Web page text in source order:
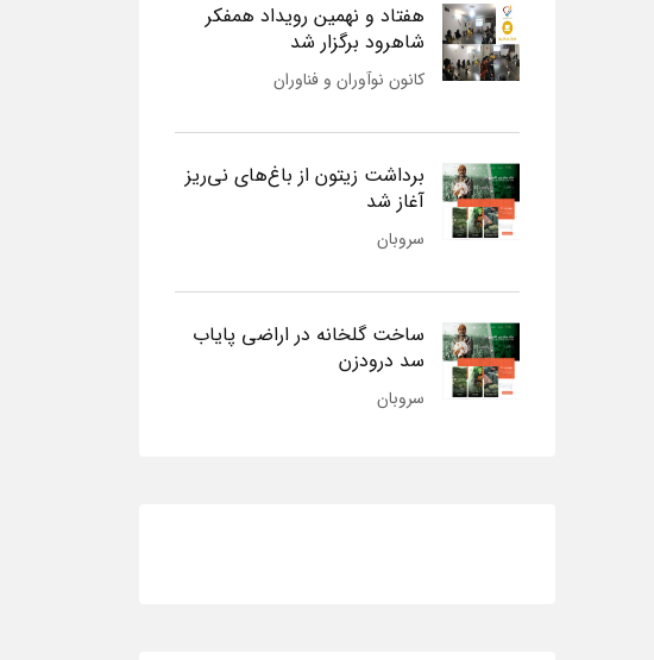
هفتاد و نهمین رویداد همفکر
شاهرود برگزار شد
کانون نوآوران و فناوران
برداشت زیتون از باغ‌های نی‌ریز
آغاز شد
سروبان
ساخت گلخانه در اراضی پایاب
سد درودزن
سروبان